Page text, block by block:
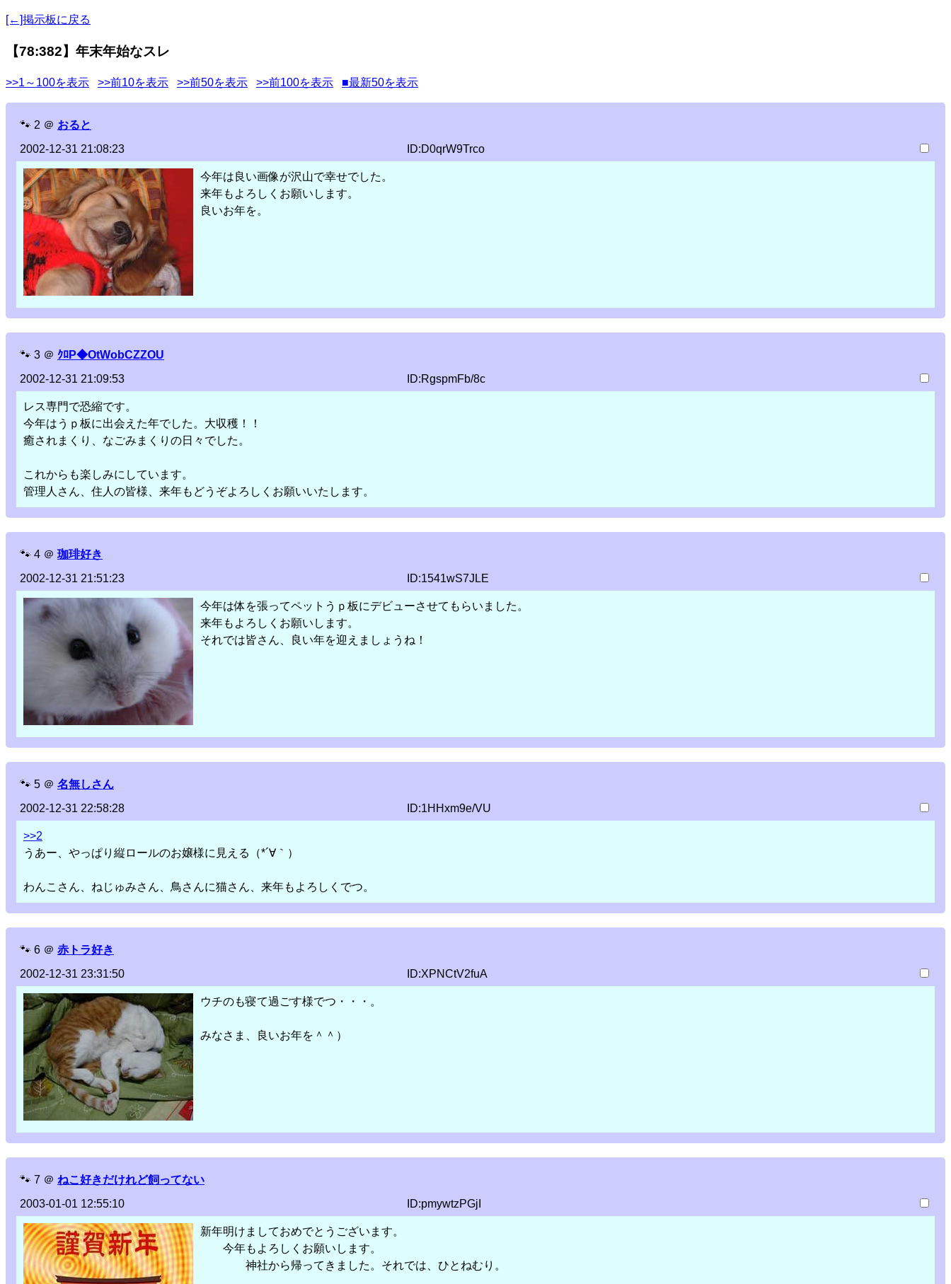
[←]掲示板に戻る
【78:382】年末年始なスレ
>>1～100を表示 >>前10を表示 >>前50を表示 >>前100を表示 ■最新50を表示
🐾 2 ＠ おると
2002-12-31 21:08:23
ID:D0qrW9Trco
今年は良い画像が沢山で幸せでした。
来年もよろしくお願いします。
良いお年を。
🐾 3 ＠ ｸﾛP◆OtWobCZZOU
2002-12-31 21:09:53
ID:RgspmFb/8c
レス専門で恐縮です。
今年はうｐ板に出会えた年でした。大収穫！！
癒されまくり、なごみまくりの日々でした。
これからも楽しみにしています。
管理人さん、住人の皆様、来年もどうぞよろしくお願いいたします。
🐾 4 ＠ 珈琲好き
2002-12-31 21:51:23
ID:1541wS7JLE
今年は体を張ってペットうｐ板にデビューさせてもらいました。
来年もよろしくお願いします。
それでは皆さん、良い年を迎えましょうね！
🐾 5 ＠ 名無しさん
2002-12-31 22:58:28
ID:1HHxm9e/VU
>>2
うあー、やっぱり縦ロールのお嬢様に見える（*´∀｀）
わんこさん、ねじゅみさん、鳥さんに猫さん、来年もよろしくでつ。
🐾 6 ＠ 赤トラ好き
2002-12-31 23:31:50
ID:XPNCtV2fuA
ウチのも寝て過ごす様でつ・・・。
みなさま、良いお年を＾＾）
🐾 7 ＠ ねこ好きだけれど飼ってない
2003-01-01 12:55:10
ID:pmywtzPGjI
新年明けましておめでとうございます。
今年もよろしくお願いします。
神社から帰ってきました。それでは、ひとねむり。